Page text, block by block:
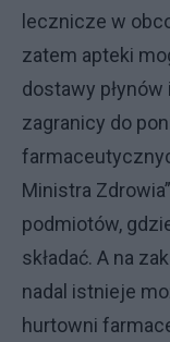
lecznicze w
zatem apteki
dostawy
zagranicy do
Ministra
podmiotów,
składać. A na
nadal istnieje
hurtowni